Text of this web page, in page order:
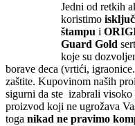
Jedni od retkih
koristimo
štampu i
Guard Gold
koje su
borave deca (vrtići,
zaštite. Kupovinom naših
sigurni da ste izabrali visoko
proizvod koji ne ugrožava
toga nikad ne pravimo